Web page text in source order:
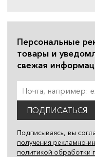
Персональные
товары и
свежая
ПОДПИСАТЬСЯ
Подписываясь, вы
получения рекламно-
политикой обработки